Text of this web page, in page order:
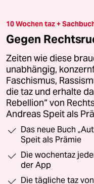
10 Wochen taz +
Gegen
Zeiten wie diese
unabhängig,
Faschismus,
die taz und erhalte
Rebellion“ von
Andreas Speit als
Das neue Buch
Speit als Prämie
Die wochentaz
der App
Die tägliche taz